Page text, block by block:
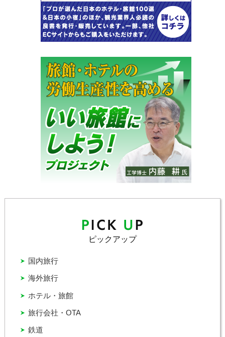
ピックアップ
ホテル・旅館
国内旅行
旅行会社・OTA
海外旅行
鉄道